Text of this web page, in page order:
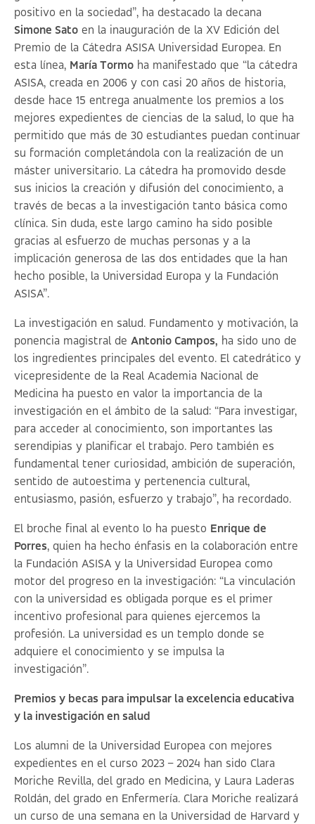
positivo en la sociedad”, ha destacado la decana
Simone Sato en la inauguración de la XV Edición del
Premio de la Cátedra ASISA Universidad Europea. En
esta línea, María Tormo ha manifestado que “la cátedra
ASISA, creada en 2006 y con casi 20 años de historia,
desde hace 15 entrega anualmente los premios a los
mejores expedientes de ciencias de la salud, lo que ha
permitido que más de 30 estudiantes puedan continuar
su formación completándola con la realización de un
máster universitario. La cátedra ha promovido desde
sus inicios la creación y difusión del conocimiento, a
través de becas a la investigación tanto básica como
clínica. Sin duda, este largo camino ha sido posible
gracias al esfuerzo de muchas personas y a la
implicación generosa de las dos entidades que la han
hecho posible, la Universidad Europa y la Fundación
ASISA”.
La investigación en salud. Fundamento y motivación, la
ponencia magistral de Antonio Campos, ha sido uno de
los ingredientes principales del evento. El catedrático y
vicepresidente de la Real Academia Nacional de
Medicina ha puesto en valor la importancia de la
investigación en el ámbito de la salud: “Para investigar,
para acceder al conocimiento, son importantes las
serendipias y planificar el trabajo. Pero también es
fundamental tener curiosidad, ambición de superación,
sentido de autoestima y pertenencia cultural,
entusiasmo, pasión, esfuerzo y trabajo”, ha recordado.
El broche final al evento lo ha puesto Enrique de
Porres, quien ha hecho énfasis en la colaboración entre
la Fundación ASISA y la Universidad Europea como
motor del progreso en la investigación: “La vinculación
con la universidad es obligada porque es el primer
incentivo profesional para quienes ejercemos la
profesión. La universidad es un templo donde se
adquiere el conocimiento y se impulsa la
investigación”.
Premios y becas para impulsar la excelencia educativa
y la investigación en salud
Los alumni de la Universidad Europea con mejores
expedientes en el curso 2023 – 2024 han sido Clara
Moriche Revilla, del grado en Medicina, y Laura Laderas
Roldán, del grado en Enfermería. Clara Moriche realizará
un curso de una semana en la Universidad de Harvard y